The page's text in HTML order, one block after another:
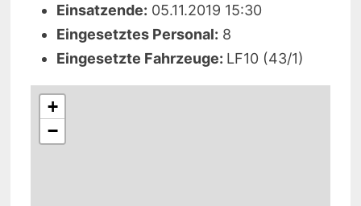
Einsatzende: 05.11.2019 15:30
Eingesetztes Personal: 8
Eingesetzte Fahrzeuge: LF10 (43/1)
+
−